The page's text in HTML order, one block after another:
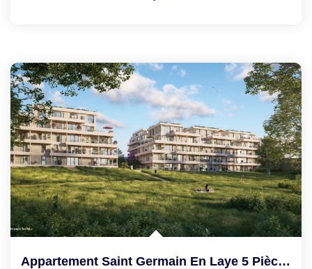
Appartement Saint Germain En Laye 5 Pièce(s) 104 M2